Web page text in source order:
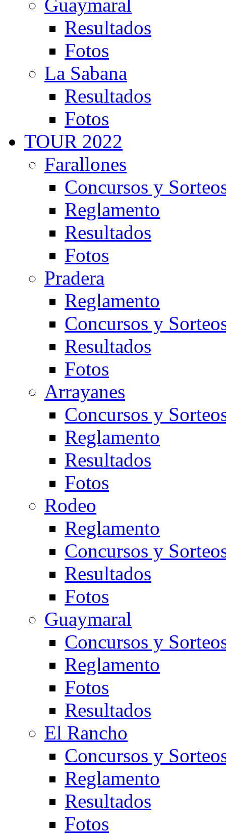
Guaymaral
Resultados
Fotos
La Sabana
Resultados
Fotos
TOUR 2022
Farallones
Concursos y
Reglamento
Resultados
Fotos
Pradera
Reglamento
Concursos y
Resultados
Fotos
Arrayanes
Concursos y
Reglamento
Resultados
Fotos
Rodeo
Reglamento
Concursos y
Resultados
Fotos
Guaymaral
Concursos y
Reglamento
Fotos
Resultados
El Rancho
Concursos y
Reglamento
Resultados
Fotos